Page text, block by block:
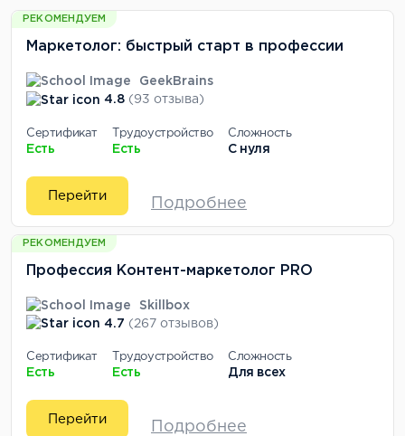
РЕКОМЕНДУЕМ
Маркетолог: быстрый старт в профессии
GeekBrains
4.8 (93 отзыва)
Сертификат
Есть
Трудоустройство
Есть
Сложность
С нуля
Перейти
Подробнее
РЕКОМЕНДУЕМ
Профессия Контент-маркетолог PRO
Skillbox
4.7 (267 отзывов)
Сертификат
Есть
Трудоустройство
Есть
Сложность
Для всех
Перейти
Подробнее